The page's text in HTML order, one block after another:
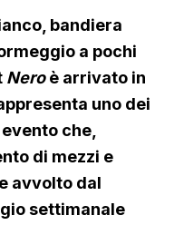
bandiera
a pochi
Neroè arrivato in
uno dei
che,
di mezzi e
avvolto dal
settimanale